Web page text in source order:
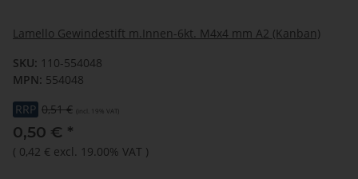
Lamello Gewindestift m.Innen-6kt. M4x4 mm A2 (Kanban)
SKU: 110-554048
MPN: 554048
RRP 0,51 € (incl. 19% VAT)
0,50 € *
( 0,42 € excl. 19.00% VAT )